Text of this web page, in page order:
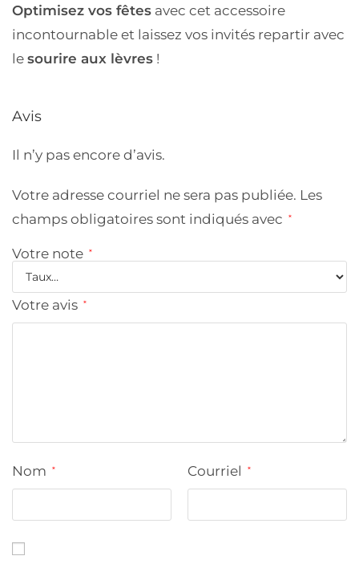
Optimisez vos fêtes avec cet accessoire
incontournable et laissez vos invités repartir avec
le sourire aux lèvres !
Avis
Il n’y pas encore d’avis.
Votre adresse courriel ne sera pas publiée. Les
champs obligatoires sont indiqués avec
*
Votre note *
Votre avis *
Nom * Courriel *